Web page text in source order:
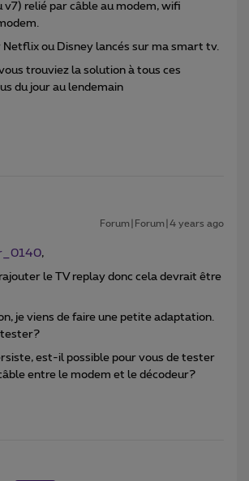
v7) relié par câble au modem, wifi
Netflix ou Disney lancés sur ma smart tv.
trouviez la solution à tous ces
du jour au lendemain
Forum|Forum|4 years ago
,
le TV replay donc cela devrait être
je viens de faire une petite adaptation.
est-il possible pour vous de tester
entre le modem et le décodeur?